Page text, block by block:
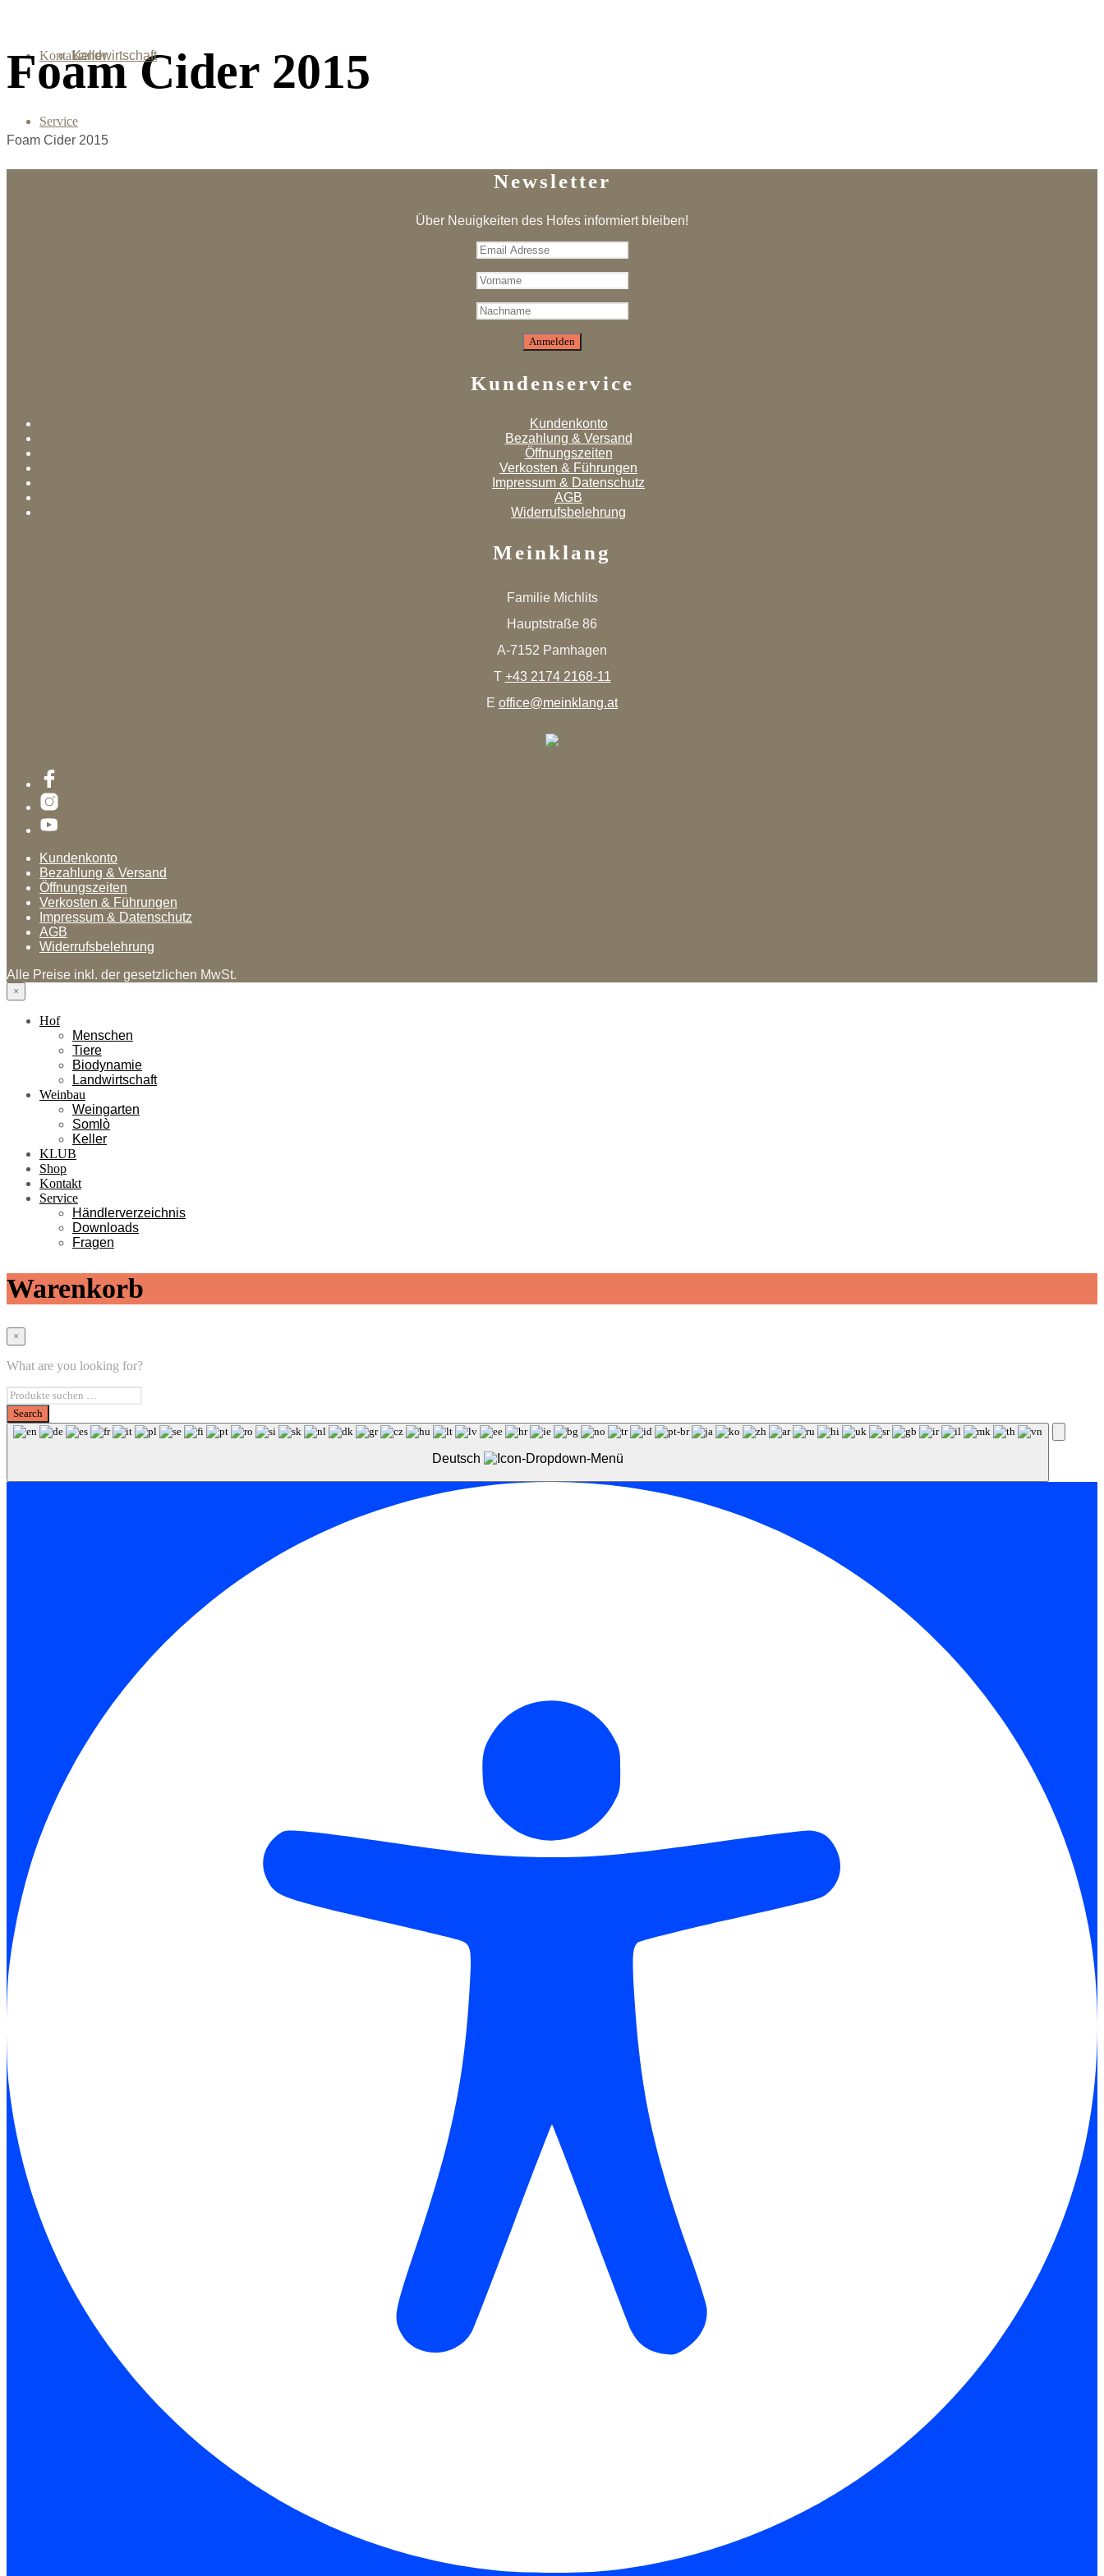
Landwirtschaft
Keller
Kontakt
Service
Foam Cider 2015
Foam Cider 2015
Newsletter
Über Neuigkeiten des Hofes informiert bleiben!
Kundenservice
Kundenkonto
Bezahlung & Versand
Öffnungszeiten
Verkosten & Führungen
Impressum & Datenschutz
AGB
Widerrufsbelehrung
Meinklang
Familie Michlits
Hauptstraße 86
A-7152 Pamhagen
T +43 2174 2168-11
E office@meinklang.at
Kundenkonto
Bezahlung & Versand
Öffnungszeiten
Verkosten & Führungen
Impressum & Datenschutz
AGB
Widerrufsbelehrung
Alle Preise inkl. der gesetzlichen MwSt.
×
Hof
Menschen
Tiere
Biodynamie
Landwirtschaft
Weinbau
Weingarten
Somlò
Keller
KLUB
Shop
Kontakt
Service
Händlerverzeichnis
Downloads
Fragen
Warenkorb
×
What are you looking for?
Deutsch